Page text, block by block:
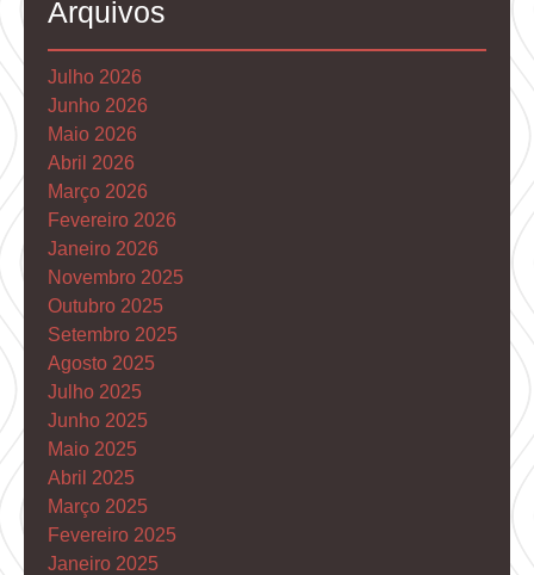
Arquivos
Julho 2026
Junho 2026
Maio 2026
Abril 2026
Março 2026
Fevereiro 2026
Janeiro 2026
Novembro 2025
Outubro 2025
Setembro 2025
Agosto 2025
Julho 2025
Junho 2025
Maio 2025
Abril 2025
Março 2025
Fevereiro 2025
Janeiro 2025